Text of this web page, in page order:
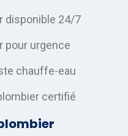
disponible 24/7
pour urgence
chauffe-eau
certifié